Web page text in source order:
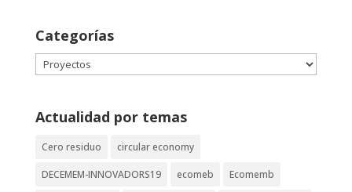
Categorías
Categorías
Actualidad por temas
Cero residuo circular economy
DECEMEM-INNOVADORS19 ecomeb Ecomemb